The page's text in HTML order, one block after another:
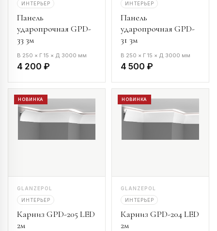
ИНТЕРЬЕР
Панель
ударопрочная GPD-
33 3м
В 250 × Г 15 × Д 3000 мм
4 200 ₽
ИНТЕРЬЕР
Панель
ударопрочная GPD-
31 3м
В 250 × Г 15 × Д 3000 мм
4 500 ₽
НОВИНКА
GLANZEPOL
ИНТЕРЬЕР
Карниз GPD-205 LED
2м
НОВИНКА
GLANZEPOL
ИНТЕРЬЕР
Карниз GPD-204 LED
2м